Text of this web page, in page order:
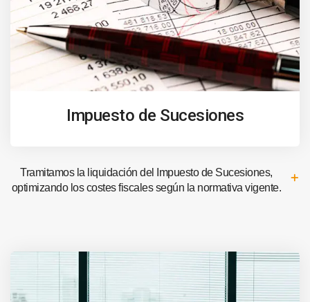
Impuesto de Sucesiones
Tramitamos la liquidación del Impuesto de Sucesiones,
optimizando los costes fiscales según la normativa vigente.